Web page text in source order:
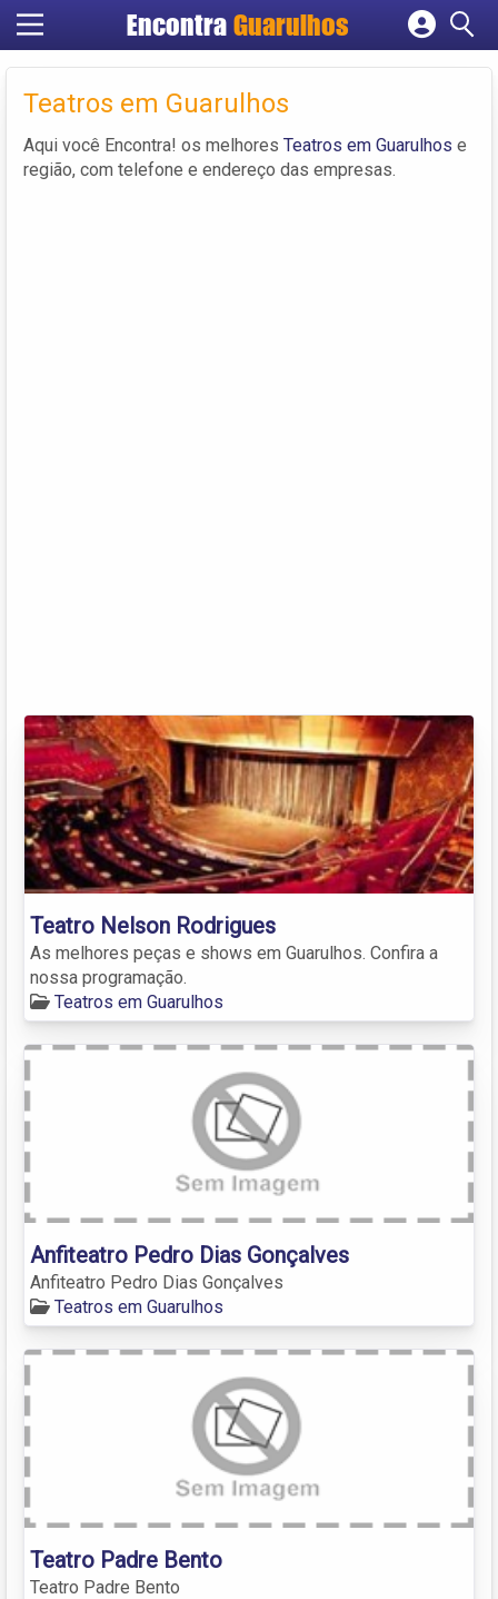
Encontra Guarulhos
Cadastrar empresa
Criar conta
Teatros em Guarulhos
Aqui você Encontra! os melhores Teatros em Guarulhos e
região, com telefone e endereço das empresas.
Teatro Nelson Rodrigues
As melhores peças e shows em Guarulhos. Confira a
nossa programação.
Teatros em Guarulhos
Anfiteatro Pedro Dias Gonçalves
Anfiteatro Pedro Dias Gonçalves
Teatros em Guarulhos
Teatro Padre Bento
Teatro Padre Bento